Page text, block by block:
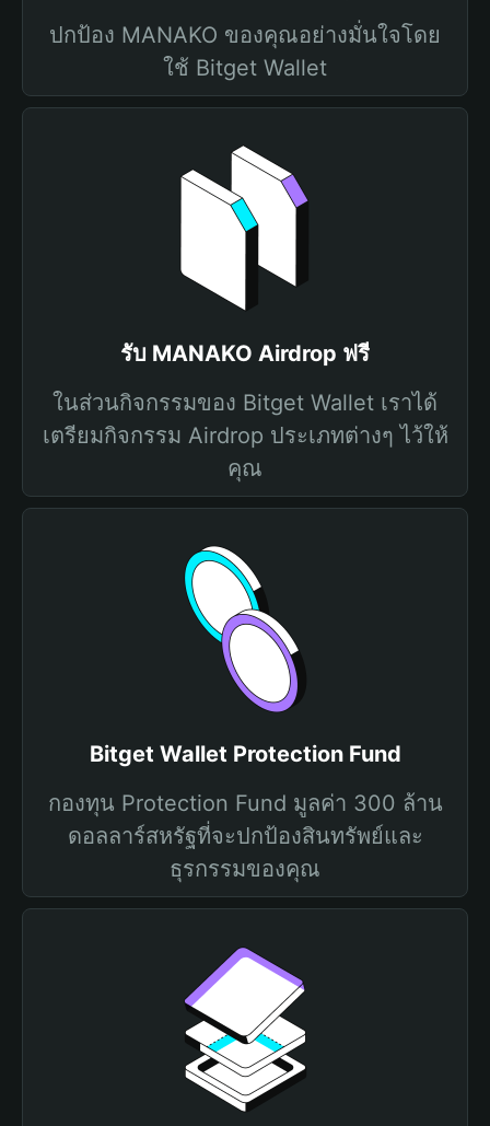
ปกป้อง MANAKO ของคุณอย่างมั่นใจโดย
ใช้ Bitget Wallet
รับ MANAKO Airdrop ฟรี
ในส่วนกิจกรรมของ Bitget Wallet เราได้
เตรียมกิจกรรม Airdrop ประเภทต่างๆ ไว้ให้
คุณ
Bitget Wallet Protection Fund
กองทุน Protection Fund มูลค่า 300 ล้าน
ดอลลาร์สหรัฐที่จะปกป้องสินทรัพย์และ
ธุรกรรมของคุณ